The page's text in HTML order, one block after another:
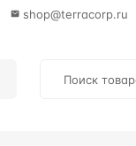
shop@terracorp.ru